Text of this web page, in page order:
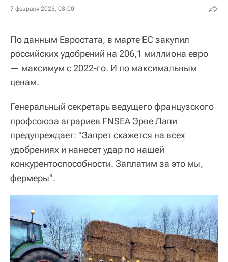
7 февраля 2025, 08:00
По данным Евростата, в марте ЕС закупил
российских удобрений на 206,1 миллиона евро
— максимум с 2022-го. И по максимальным
ценам.
Генеральный секретарь ведущего французского
профсоюза аграриев FNSEA Эрве Лапи
предупреждает: "Запрет скажется на всех
удобрениях и нанесет удар по нашей
конкурентоспособности. Заплатим за это мы,
фермеры".